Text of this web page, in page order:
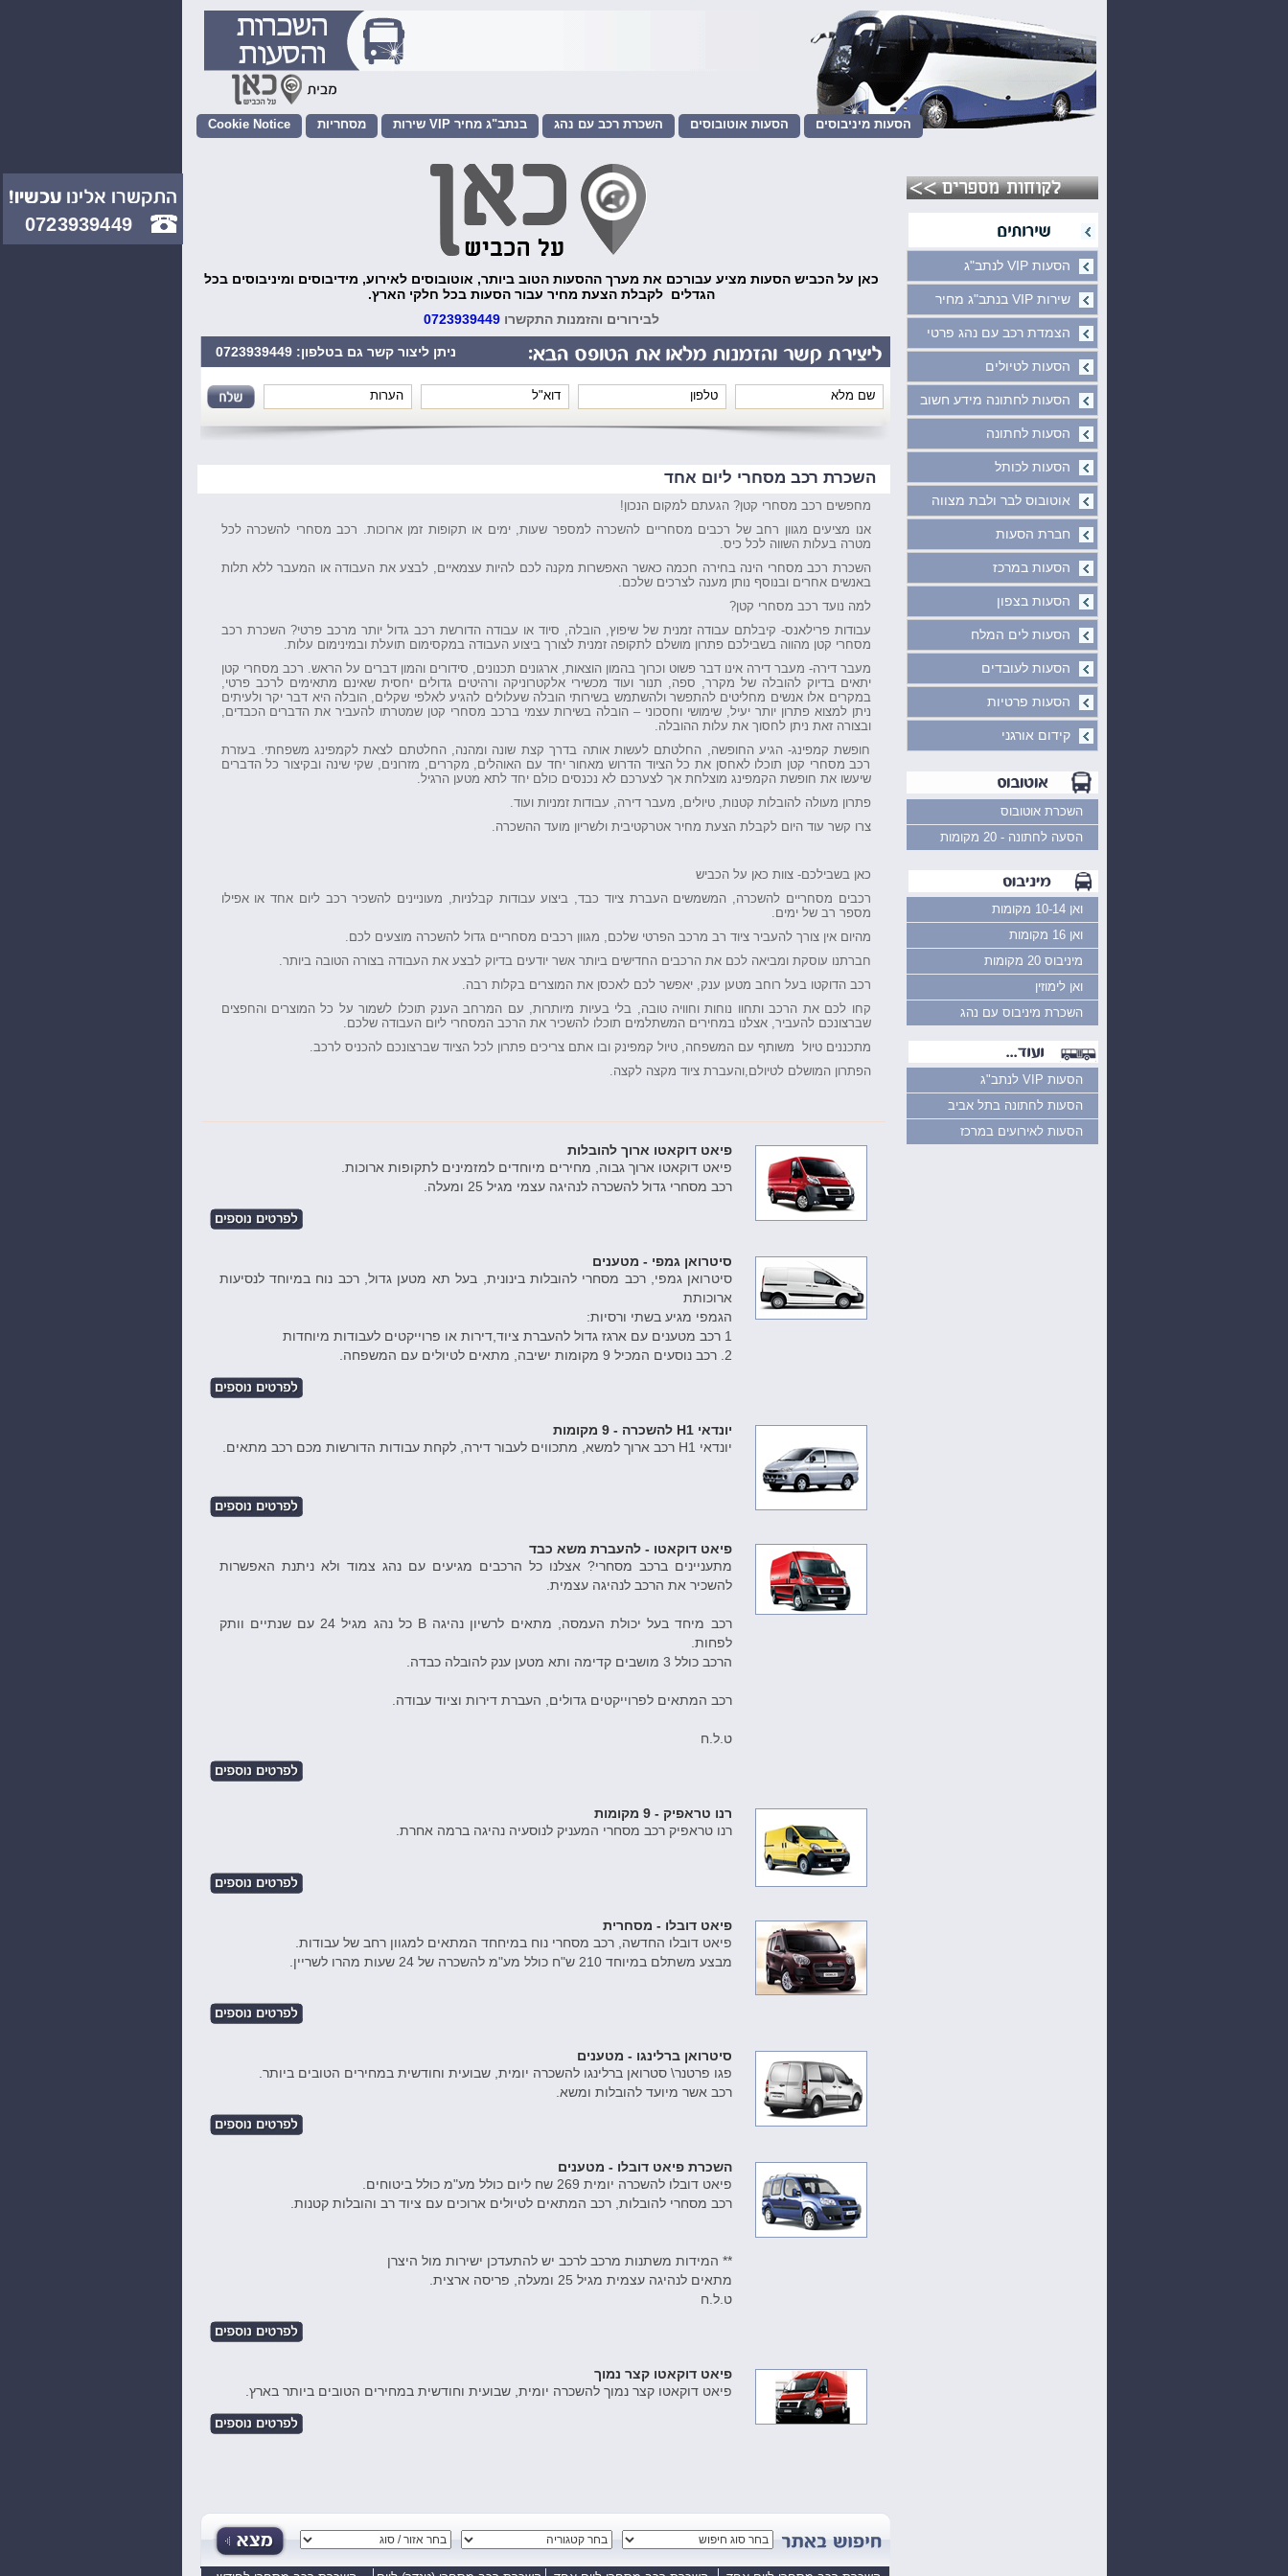
0723939449
Cookie Notice מסחריות שירות VIP בנתב"ג מחיר השכרת רכב עם נהג הסעות אוטובוסים
הסעות מיניבוסים
כאן על הכביש הסעות מציע עבורכם את מערך ההסעות הטוב ביותר, אוטובוסים לאירוע, מידיבוסים ומיניבוסים בכל
הגדלים לקבלת הצעת מחיר עבור הסעות בכל חלקי הארץ.
לבירורים והזמנות התקשרו0723939449
ניתן ליצור קשר גם בטלפון:0723939449
*
*
*
*
השכרת רכב מסחרי ליום אחד
מחפשים רכב מסחרי קטן? הגעתם למקום הנכון!
אנו מציעים מגוון רחב של רכבים מסחריים להשכרה למספר שעות, ימים או תקופות זמן ארוכות. רכב מסחרי להשכרה לכל
מטרה בעלות השווה לכל כיס.
השכרת רכב מסחרי הינה בחירה חכמה כאשר האפשרות מקנה לכם להיות עצמאיים, לבצע את העבודה או המעבר ללא תלות
באנשים אחרים ובנוסף נותן מענה לצרכים שלכם.
למה נועד רכב מסחרי קטן?
עבודות פרילאנס- קיבלתם עבודה זמנית של שיפוץ, הובלה, סיוד או עבודה הדורשת רכב גדול יותר מרכב פרטי? השכרת רכב
מסחרי קטן מהווה בשבילכם פתרון מושלם לתקופה זמנית לצורך ביצוע העבודה במקסימום תועלת ובמינימום עלות.
מעבר דירה- מעבר דירה אינו דבר פשוט וכרוך בהמון הוצאות, ארגונים תכנונים, סידורים והמון דברים על הראש. רכב מסחרי קטן
יתאים בדיוק להובלה של מקרר, ספה, תנור ועוד מכשירי אלקטרוניקה ורהיטים גדולים יחסית שאינם מתאימים לרכב פרטי,
במקרים אלו אנשים מחליטים להתפשר ולהשתמש בשירותי הובלה שעלולים להגיע לאלפי שקלים, הובלה היא דבר יקר ולעיתים
ניתן למצוא פתרון יותר יעיל, שימושי וחסכוני – הובלה בשירות עצמי ברכב מסחרי קטן שמטרתו להעביר את הדברים הכבדים,
ובצורה זאת ניתן לחסוך את עלות ההובלה.
חופשת קמפינג- הגיע החופשה, החלטתם לעשות אותה בדרך קצת שונה ומהנה, החלטתם לצאת לקמפינג משפחתי. בעזרת
רכב מסחרי קטן תוכלו לאחסן את כל הציוד הדרוש מאחור יחד עם האוהלים, מקררים, מזרונים, שקי שינה ובקיצור כל הדברים
שיעשו את חופשת הקמפינג מוצלחת אך לצערכם לא נכנסים כולם יחד לתא מטען הרגיל.
פתרון מעולה להובלות קטנות, טיולים, מעבר דירה, עבודות זמניות ועוד.
צרו קשר עוד היום לקבלת הצעת מחיר אטרקטיבית ולשריון מועד ההשכרה.
כאן בשבילכם- צוות כאן על הכביש
רכבים מסחריים להשכרה, המשמשים העברת ציוד כבד, ביצוע עבודות קבלניות, מעוניינים להשכיר רכב ליום אחד או אפילו
מספר רב של ימים.
מהיום אין צורך להעביר ציוד רב מרכב הפרטי שלכם, מגוון רכבים מסחריים גדול להשכרה מוצעים לכם.
חברתנו עוסקת ומביאה לכם את הרכבים החדישים ביותר אשר יודעים בדיוק לבצע את העבודה בצורה הטובה ביותר.
רכב הדוקטו בעל רוחב מטען ענק, יאפשר לכם לאכסן את המוצרים בקלות רבה.
קחו לכם את הרכב ותחוו נוחות וחוויה טובה, בלי בעיות מיותרות, עם המרחב הענק תוכלו לשמור על כל המוצרים והחפצים
שברצונכם להעביר, אצלנו במחירים המשתלמים תוכלו להשכיר את הרכב המסחרי ליום העבודה שלכם.
מתכננים טיול משותף עם המשפחה, טיול קמפינק ובו אתם צריכים פתרון לכל הציוד שברצונכם להכניס לרכב.
הפתרון המושלם לטיולם,והעברת ציוד מקצה לקצה.
פיאט דוקאטו ארוך להובלות
פיאט דוקאטו ארוך גבוה, מחירים מיוחדים למזמינים לתקופות ארוכות.
רכב מסחרי גדול להשכרה לנהיגה עצמי מגיל 25 ומעלה.
סיטרואן גמפי - מטענים
סיטרואן גמפי, רכב מסחרי להובלות בינונית, בעל תא מטען גדול, רכב נוח במיוחד לנסיעות
ארוכותת
הגמפי מגיע בשתי ורסיות:
1 רכב מטענים עם ארגז גדול להעברת ציוד,דירות או פרוייקטים לעבודות מיוחדות
2. רכב נוסעים המכיל 9 מקומות ישיבה, מתאים לטיולים עם המשפחה.
יונדאי H1 להשכרה - 9 מקומות
יונדאי H1 רכב ארוך למשא, מתכווים לעבור דירה, לקחת עבודות הדורשות מכם רכב מתאים.
פיאט דוקאטו - להעברת משא כבד
מתעניינים ברכב מסחרי? אצלנו כל הרכבים מגיעים עם נהג צמוד ולא ניתנת האפשרות
להשכיר את הרכב לנהיגה עצמית.
רכב מיחד בעל יכולת העמסה, מתאים לרשיון נהיגה B כל נהג מגיל 24 עם שנתיים וותק
לפחות.
הרכב כולל 3 מושבים קדימה ותא מטען ענק להובלה כבדה.
רכב המתאים לפרוייקטים גדולים, העברת דירות וציוד עבודה.
ט.ל.ח
רנו טראפיק - 9 מקומות
רנו טראפיק רכב מסחרי המעניק לנוסעיה נהיגה ברמה אחרת.
פיאט דובלו - מסחרית
פיאט דובלו החדשה, רכב מסחרי נוח במיחחד המתאים למגוון רחב של עבודות.
מבצע משתלם במיוחד 210 ש"ח כולל מע"מ להשכרה של 24 שעות מהרו לשריין.
סיטרואן ברלינגו - מטענים
פגו פרטנר\ סטרואן ברלינגו להשכרה יומית, שבועית וחודשית במחירים הטובים ביותר.
רכב אשר מיועד להובלות ומשא.
השכרת פיאט דובלו - מטענים
פיאט דובלו להשכרה יומית 269 שח ליום כולל מע"מ כולל ביטוחים.
רכב מסחרי להובלות, רכב המתאים לטיולים ארוכים עם ציוד רב והובלות קטנות.
** המידות משתנות מרכב לרכב יש להתעדכן ישירות מול היצרן
מתאים לנהיגה עצמית מגיל 25 ומעלה, פריסה ארצית.
ט.ל.ח
פיאט דוקאטו קצר נמוך
פיאט דוקאטו קצר נמוך להשכרה יומית, שבועית וחודשית במחירים הטובים ביותר בארץ.
הסעות VIP לנתב"ג
שירות VIP בנתב"ג מחיר
הצמדת רכב עם נהג פרטי
הסעות לטיולים
הסעות לחתונה מידע חשוב
הסעות לחתונה
הסעות לכותל
אוטובוס לבר ולבת מצווה
חברת הסעות
הסעות במרכז
הסעות בצפון
הסעות לים המלח
הסעות לעובדים
הסעות פרטיות
קידום אורגני
השכרת אוטובוס
הסעה לחתונה - 20 מקומות
ואן 10-14 מקומות
ואן 16 מקומות
מיניבוס 20 מקומות
ואן לימוזין
השכרת מיניבוס עם נהג
הסעות VIP לנתב"ג
הסעות לחתונה בתל אביב
הסעות לאירועים במרכז